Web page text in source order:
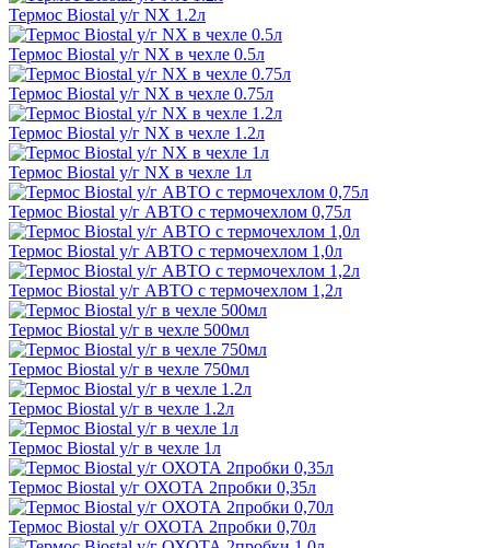
Термос Biostal у/г NX 1.2л
Термос Biostal у/г NX в чехле 0.5л
Термос Biostal у/г NX в чехле 0.75л
Термос Biostal у/г NX в чехле 1.2л
Термос Biostal у/г NX в чехле 1л
Термос Biostal у/г АВТО с термочехлом 0,75л
Термос Biostal у/г АВТО с термочехлом 1,0л
Термос Biostal у/г АВТО с термочехлом 1,2л
Термос Biostal у/г в чехле 500мл
Термос Biostal у/г в чехле 750мл
Термос Biostal у/г в чехле 1.2л
Термос Biostal у/г в чехле 1л
Термос Biostal у/г ОХОТА 2пробки 0,35л
Термос Biostal у/г ОХОТА 2пробки 0,70л